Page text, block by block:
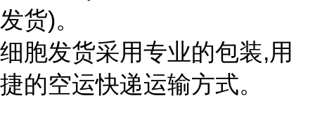
发货)。
细胞发货采用专业的包装,用
捷的空运快递运输方式。